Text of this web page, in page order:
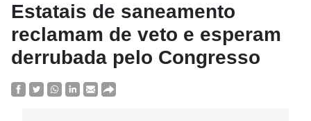
Estatais de saneamento
reclamam de veto e esperam
derrubada pelo Congresso